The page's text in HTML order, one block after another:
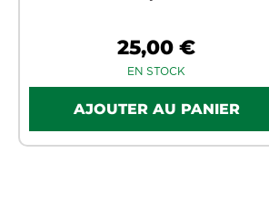
25,00 €
EN STOCK